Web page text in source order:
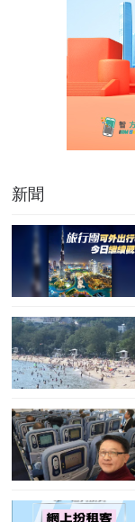
新聞